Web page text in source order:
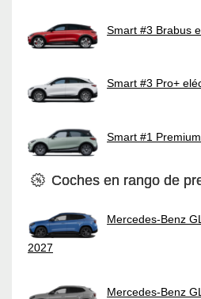
Smart #3 Brabus
Smart #3 Pro+
Smart #1
Coches en rango de
Mercedes-Benz
2027
Mercedes-Benz